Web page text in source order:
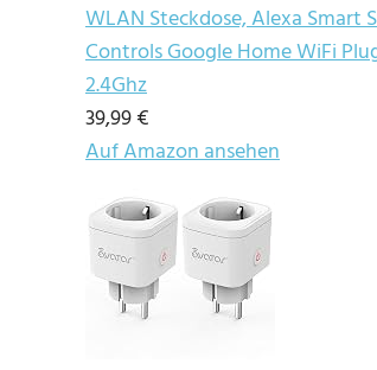
WLAN Steckdose, Alexa Smart
Controls Google Home WiFi
2.4Ghz
39,99 €
Auf Amazon ansehen